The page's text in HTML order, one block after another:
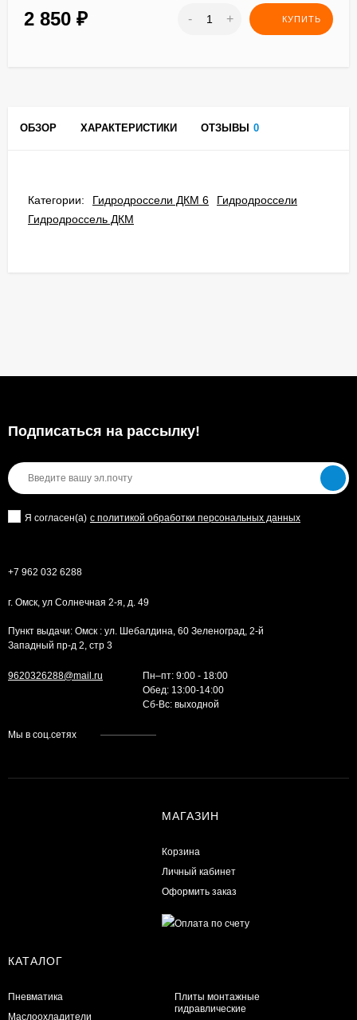
2 850 ₽ - + КУПИТЬ
ОБЗОР ХАРАКТЕРИСТИКИ ОТЗЫВЫ 0
Категории: Гидродроссели ДКМ 6
Гидродроссели
Гидродроссель ДКМ
Подписаться на рассылкy!
Я согласен(a) с политикой обработки персональных данных
+7 962 032 6288
г. Омск, ул Солнечная 2-я, д. 49
Пункт выдачи: Омск : ул. Шебалдина, 60 Зеленоград, 2-й
Западный пр-д 2, стр 3
9620326288@mail.ru
Пн–пт: 9:00 - 18:00
Обед: 13:00-14:00
Cб-Вс: выходной
Мы в соц.сетях
МАГАЗИН
Корзина
Личный кабинет
Оформить заказ
КАТАЛОГ
Пневматика
Маслоохладители
Плиты монтажные
гидравлические